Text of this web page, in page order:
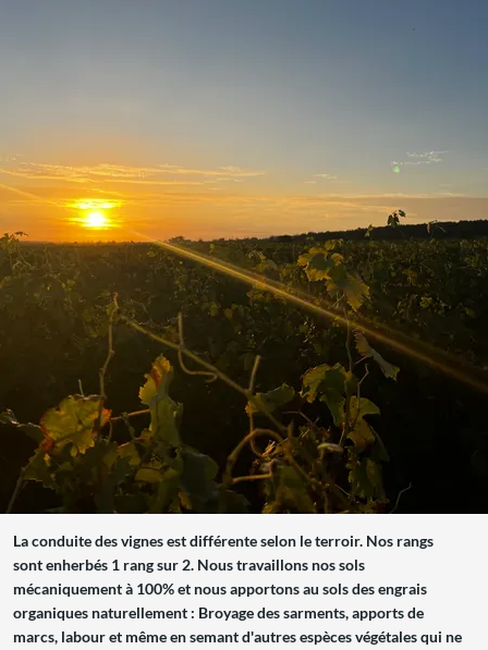
La conduite des vignes est différente selon le terroir. Nos rangs
sont enherbés 1 rang sur 2. Nous travaillons nos sols
mécaniquement à 100% et nous apportons au sols des engrais
organiques naturellement : Broyage des sarments, apports de
marcs, labour et même en semant d'autres espèces végétales qui ne